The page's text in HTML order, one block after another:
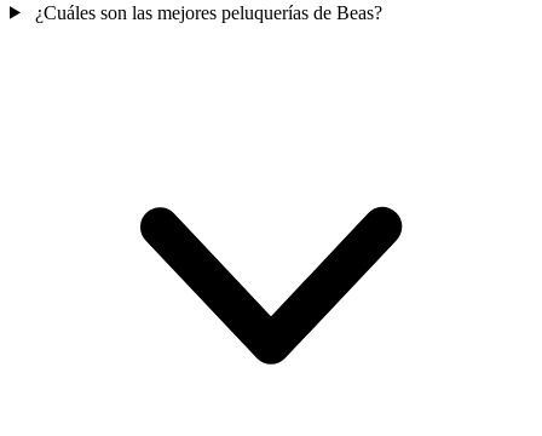
¿Cuáles son las mejores peluquerías de Beas?